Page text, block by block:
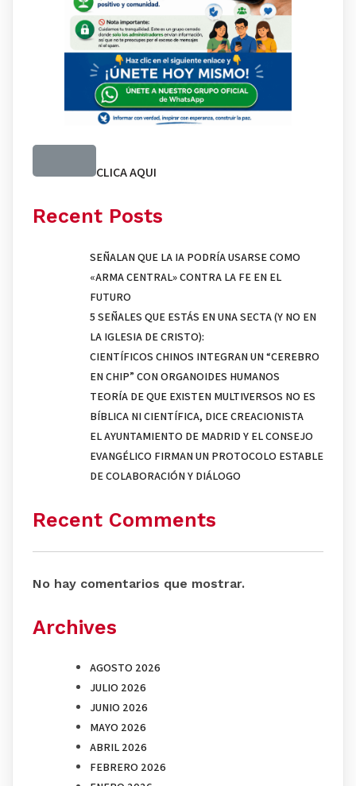
CLICA AQUI
Recent Posts
SEÑALAN QUE LA IA PODRÍA USARSE COMO
«ARMA CENTRAL» CONTRA LA FE EN EL
FUTURO
5 SEÑALES QUE ESTÁS EN UNA SECTA (Y NO EN
LA IGLESIA DE CRISTO):
CIENTÍFICOS CHINOS INTEGRAN UN “CEREBRO
EN CHIP” CON ORGANOIDES HUMANOS
TEORÍA DE QUE EXISTEN MULTIVERSOS NO ES
BÍBLICA NI CIENTÍFICA, DICE CREACIONISTA
EL AYUNTAMIENTO DE MADRID Y EL CONSEJO
EVANGÉLICO FIRMAN UN PROTOCOLO ESTABLE
DE COLABORACIÓN Y DIÁLOGO
Recent Comments
No hay comentarios que mostrar.
Archives
AGOSTO 2026
JULIO 2026
JUNIO 2026
MAYO 2026
ABRIL 2026
FEBRERO 2026